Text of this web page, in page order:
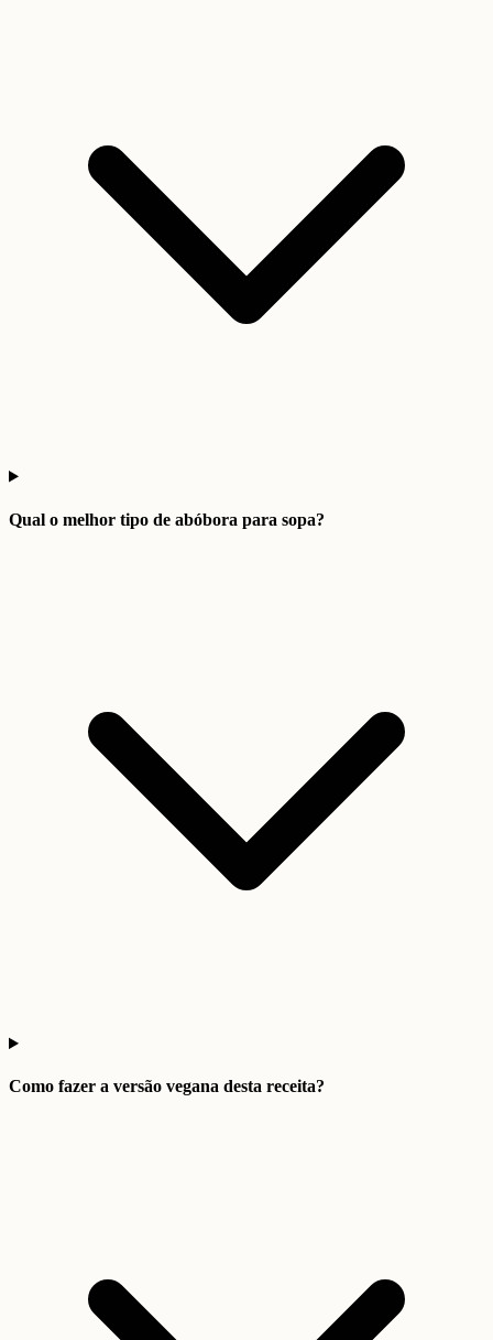
Qual o melhor tipo de abóbora para sopa?
Como fazer a versão vegana desta receita?